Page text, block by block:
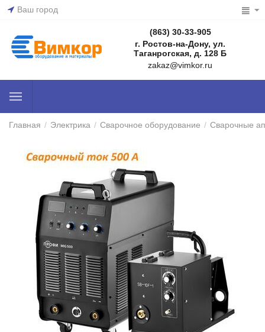
Ваш город
(863) 30-33-905
г. Ростов-на-Дону, ул.
Таганрогская, д. 128 Б
zakaz@vimkor.ru
Главная / Электрика / Сварочное оборудование / Сварочные